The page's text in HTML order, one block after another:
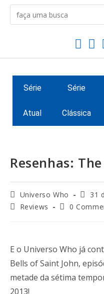
Série
Atual
Série
Clássica
Resenhas:
Universo Who
31
Reviews
0
E o Universo Who já
Bells of Saint John,
metade da sétima
2013!